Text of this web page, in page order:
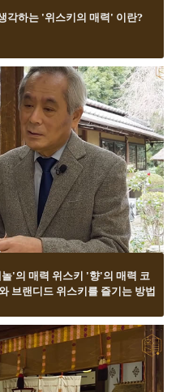
각하는 '위스키의 매력' 이란?
'의 매력 위스키 '향'의 매력 코
브랜디드 위스키를 즐기는 방법